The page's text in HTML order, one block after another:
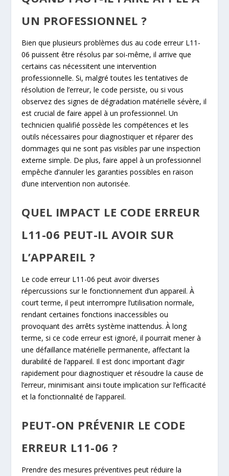
UN PROFESSIONNEL ?
Bien que plusieurs problèmes dus au code erreur L11-
06 puissent être résolus par soi-même, il arrive que
certains cas nécessitent une intervention
professionnelle. Si, malgré toutes les tentatives de
résolution de l’erreur, le code persiste, ou si vous
observez des signes de dégradation matérielle sévère, il
est crucial de faire appel à un professionnel. Un
technicien qualifié possède les compétences et les
outils nécessaires pour diagnostiquer et réparer des
dommages qui ne sont pas visibles par une inspection
externe simple. De plus, faire appel à un professionnel
empêche d’annuler les garanties possibles en raison
d’une intervention non autorisée.
QUEL IMPACT LE CODE ERREUR
L11-06 PEUT-IL AVOIR SUR
L’APPAREIL ?
Le code erreur L11-06 peut avoir diverses
répercussions sur le fonctionnement d’un appareil. À
court terme, il peut interrompre l’utilisation normale,
rendant certaines fonctions inaccessibles ou
provoquant des arrêts système inattendus. À long
terme, si ce code erreur est ignoré, il pourrait mener à
une défaillance matérielle permanente, affectant la
durabilité de l’appareil. Il est donc important d’agir
rapidement pour diagnostiquer et résoudre la cause de
l’erreur, minimisant ainsi toute implication sur l’efficacité
et la fonctionnalité de l’appareil.
PEUT-ON PRÉVENIR LE CODE
ERREUR L11-06 ?
Prendre des mesures préventives peut réduire la